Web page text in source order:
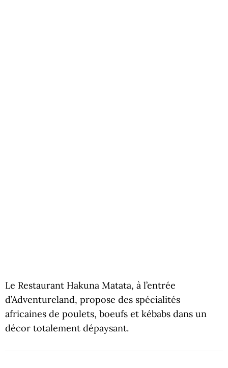
Le Restaurant Hakuna Matata, à l’entrée
d’Adventureland, propose des spécialités
africaines de poulets, boeufs et kébabs dans un
décor totalement dépaysant.